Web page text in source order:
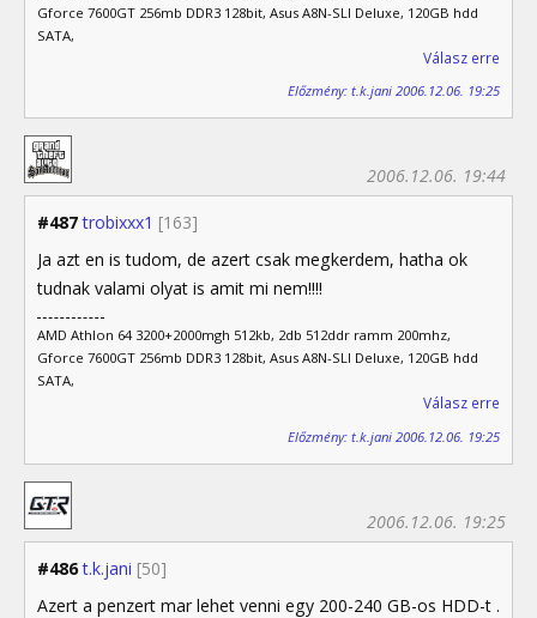
Gforce 7600GT 256mb DDR3 128bit, Asus A8N-SLI Deluxe, 120GB hdd
SATA,
Válasz erre
Előzmény: t.k.jani 2006.12.06. 19:25
#487 trobixxx1 [163]
2006.12.06. 19:44
Ja azt en is tudom, de azert csak megkerdem, hatha ok
tudnak valami olyat is amit mi nem!!!!
AMD Athlon 64 3200+2000mgh 512kb, 2db 512ddr ramm 200mhz,
Gforce 7600GT 256mb DDR3 128bit, Asus A8N-SLI Deluxe, 120GB hdd
SATA,
Válasz erre
Előzmény: t.k.jani 2006.12.06. 19:25
#486 t.k.jani [50]
2006.12.06. 19:25
Azert a penzert mar lehet venni egy 200-240 GB-os HDD-t .